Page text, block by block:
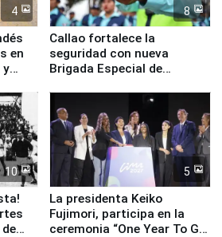
4
en
y
8
Callao fortalece la
seguridad con nueva
Brigada Especial de
equipamiento para
Serenazgo
10 5
La presidenta Keiko
Fujimori, participa en la
ceremonia “One Year To Go